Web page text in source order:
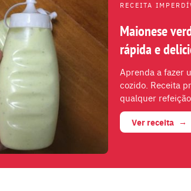
RECEITA
Maionese
rápida e
Aprenda a fazer
cozido. Receita
qualquer refeição.
Ver receita